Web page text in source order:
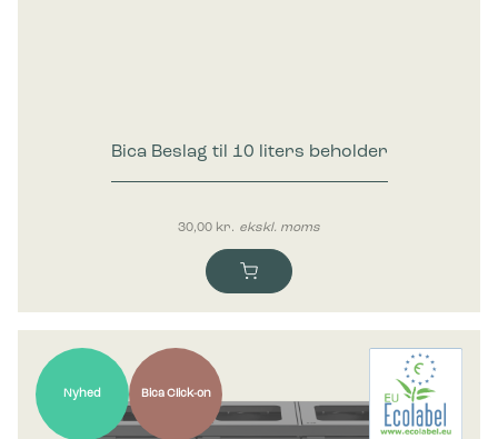
Bica Beslag til 10 liters beholder
30,00 kr. ekskl. moms
Nyhed Bica Click-on